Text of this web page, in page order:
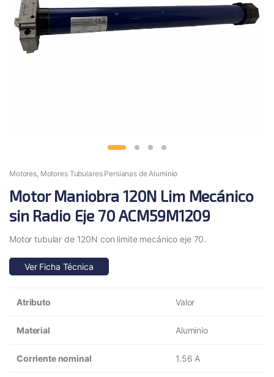
Motores, Motores Tubulares Persianas de Aluminio
Motor Maniobra 120N Lim Mecánico
sin Radio Eje 70 ACM59M1209
Motor tubular de 120N con limite mecánico eje 70.
Ver Ficha Técnica
Atributo Valor
Material Aluminio
Corriente nominal 1.56 A